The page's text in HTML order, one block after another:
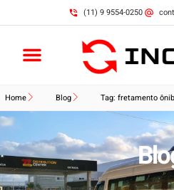
(11) 9 9554-0250
Home Blog Tag: fretamento